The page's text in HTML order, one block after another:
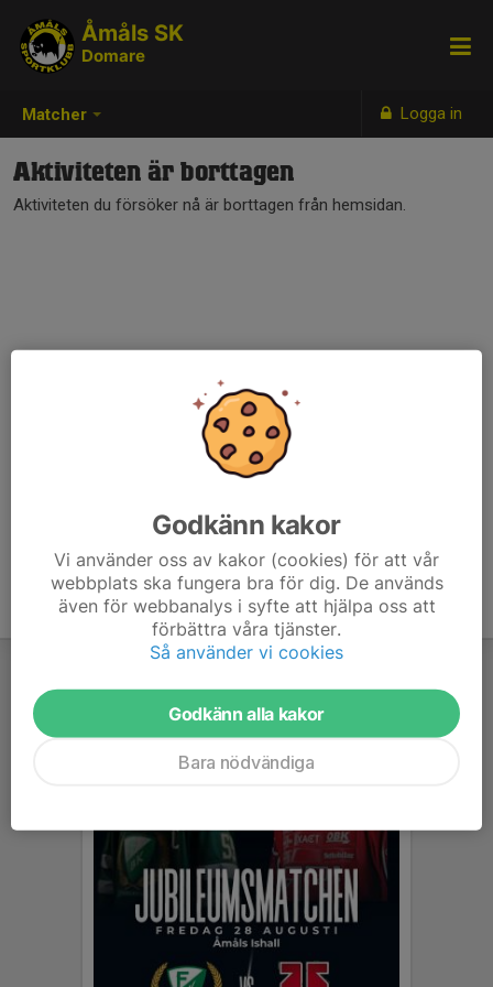
Matcher Logga in
Åmåls SK
Domare
Aktiviteten är borttagen
Aktiviteten du försöker nå är borttagen från hemsidan.
Godkänn kakor
Vi använder oss av kakor (cookies) för att vår
webbplats ska fungera bra för dig. De används
även för webbanalys i syfte att hjälpa oss att
förbättra våra tjänster.
Så använder vi cookies
Godkänn alla kakor
Bara nödvändiga